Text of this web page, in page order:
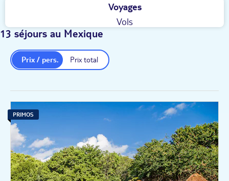
Voyages
Vols
13 séjours au Mexique
Prix total
Prix / pers.
PRIMOS